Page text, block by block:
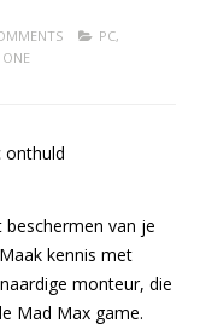
PC,
ONE
van je
kennis met
monteur, die
Mad Max game.